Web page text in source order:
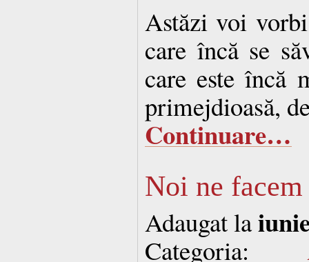
Astăzi voi
care încă se
care este încă
primejdioasă,
Continuare…
Noi ne
Adaugat la
Categoria: